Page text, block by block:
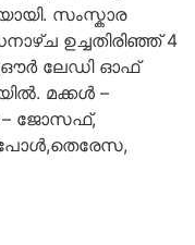
സംസ്കാര
ഉച്ചതിരിഞ്ഞ് 4
(ഔർ ലേഡി ഓഫ്
മക്കൾ –
ജോസഫ്,
പോൾ,തെരേസ,